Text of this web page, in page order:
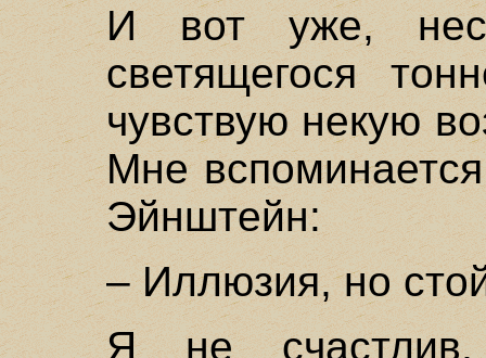
И вот уже,
светящегося
чувствую некую
Мне
Эйнштейн:
– Иллюзия, но
Я не